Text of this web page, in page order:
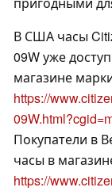
В США часы
09W уже
магазине
https://
Покупатели в
часы в
https://